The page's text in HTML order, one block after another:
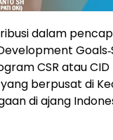
dalam
CSR atau
berpusat di
di ajang